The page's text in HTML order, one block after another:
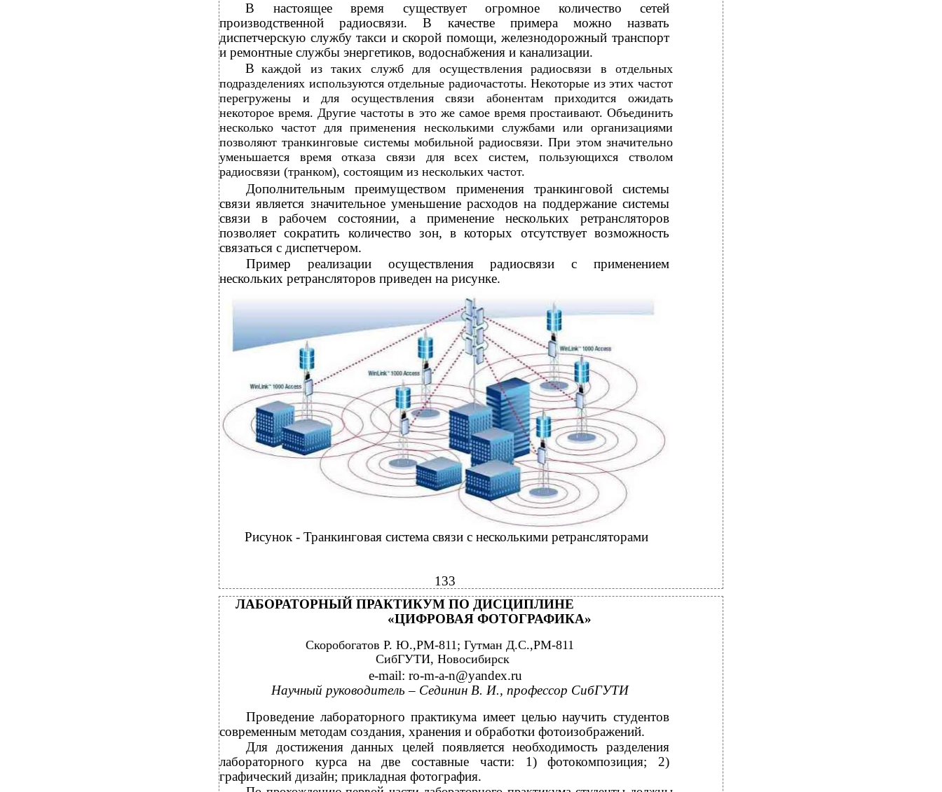
В
настоящее время существует огромное количество сетей
производственной радиосвязи. В качестве примера можно назвать
диспетчерскую службу такси и скорой помощи, железнодорожный транспорт
и ремонтные службы энергетиков, водоснабжения и канализации.
В каждой из таких служб для осуществления радиосвязи в отдельных
подразделениях используются отдельные радиочастоты. Некоторые из этих частот
перегружены и для осуществления связи абонентам приходится ожидать
некоторое время. Другие частоты в это же самое время простаивают. Объединить
несколько частот для применения несколькими службами или организациями
позволяют транкинговые системы мобильной радиосвязи. При этом значительно
уменьшается время отказа связи для всех систем, пользующихся стволом
радиосвязи (транком), состоящим из нескольких частот.
Дополнительным преимуществом применения транкинговой системы
связи является значительное уменьшение расходов на поддержание системы
связи в рабочем состоянии, а применение нескольких ретрансляторов
позволяет сократить количество зон, в которых отсутствует возможность
связаться с диспетчером.
Пример реализации осуществления радиосвязи с применением
нескольких ретрансляторов приведен на рисунке.
Рисунок - Транкинговая система связи с несколькими ретрансляторами
133
ЛАБОРАТОРНЫЙ ПРАКТИКУМ ПО ДИСЦИПЛИНЕ
«ЦИФРОВАЯ ФОТОГРАФИКА»
Скоробогатов Р. Ю.,РМ-811; Гутман Д.С.,РМ-811
СибГУТИ, Новосибирск
e-mail: ro-m-a-n@yandex.ru
Научный руководитель – Сединин В. И., профессор СибГУТИ
Проведение лабораторного практикума имеет целью научить студентов
современным методам создания, хранения и обработки фотоизображений.
Для достижения данных целей появляется необходимость разделения
лабораторного курса на две составные части: 1) фотокомпозиция; 2)
графический дизайн; прикладная фотография.